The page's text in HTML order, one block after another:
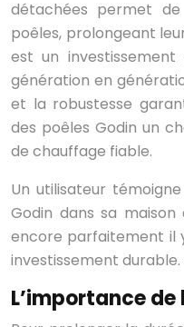
détachées permet
poêles, prolongeant
est un
génération en
et la robustesse
des poêles Godin un
de chauffage fiable.
Un utilisateur
Godin dans sa
encore parfaitement il
investissement durable.
L’importance de